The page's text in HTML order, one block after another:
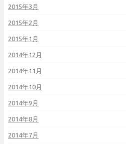
2015年3月
2015年2月
2015年1月
2014年12月
2014年11月
2014年10月
2014年9月
2014年8月
2014年7月